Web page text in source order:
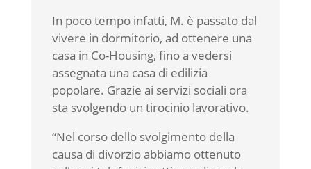
In poco tempo infatti, M. è passato dal
vivere in dormitorio, ad ottenere una
casa in Co-Housing, fino a vedersi
assegnata una casa di edilizia
popolare. Grazie ai servizi sociali ora
sta svolgendo un tirocinio lavorativo.
“Nel corso dello svolgimento della
causa di divorzio abbiamo ottenuto